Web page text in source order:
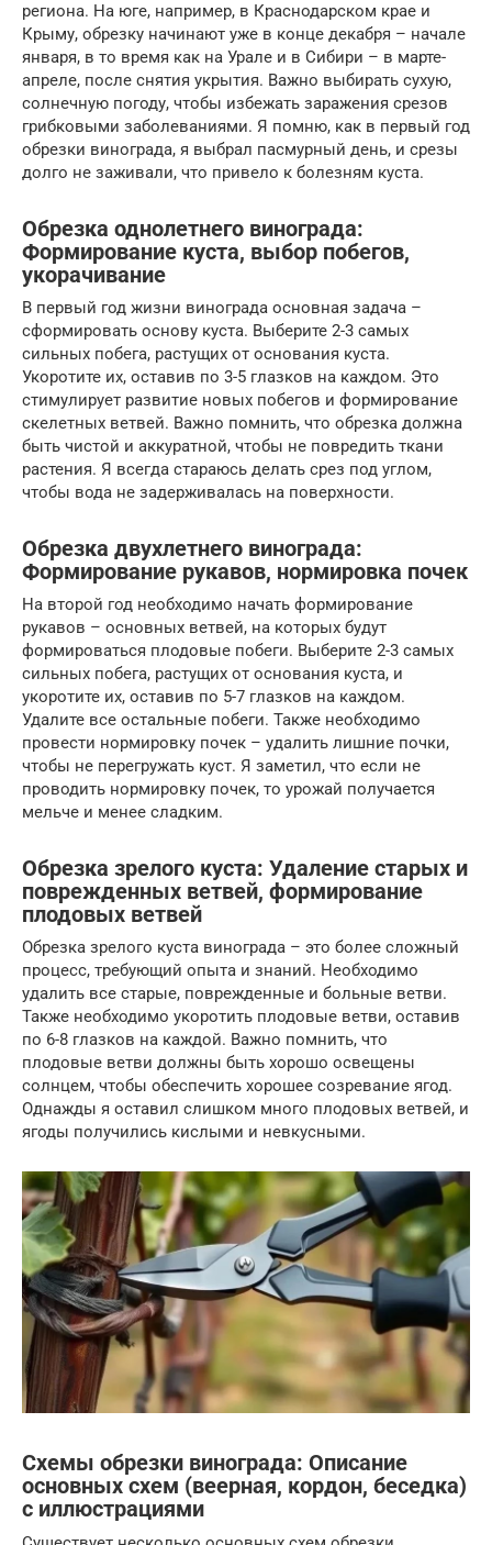
региона. На юге, например, в Краснодарском крае и
Крыму, обрезку начинают уже в конце декабря – начале
января, в то время как на Урале и в Сибири – в марте-
апреле, после снятия укрытия. Важно выбирать сухую,
солнечную погоду, чтобы избежать заражения срезов
грибковыми заболеваниями. Я помню, как в первый год
обрезки винограда, я выбрал пасмурный день, и срезы
долго не заживали, что привело к болезням куста.
Обрезка однолетнего винограда:
Формирование куста, выбор побегов,
укорачивание
В первый год жизни винограда основная задача –
сформировать основу куста. Выберите 2-3 самых
сильных побега, растущих от основания куста.
Укоротите их, оставив по 3-5 глазков на каждом. Это
стимулирует развитие новых побегов и формирование
скелетных ветвей. Важно помнить, что обрезка должна
быть чистой и аккуратной, чтобы не повредить ткани
растения. Я всегда стараюсь делать срез под углом,
чтобы вода не задерживалась на поверхности.
Обрезка двухлетнего винограда:
Формирование рукавов, нормировка почек
На второй год необходимо начать формирование
рукавов – основных ветвей, на которых будут
формироваться плодовые побеги. Выберите 2-3 самых
сильных побега, растущих от основания куста, и
укоротите их, оставив по 5-7 глазков на каждом.
Удалите все остальные побеги. Также необходимо
провести нормировку почек – удалить лишние почки,
чтобы не перегружать куст. Я заметил, что если не
проводить нормировку почек, то урожай получается
мельче и менее сладким.
Обрезка зрелого куста: Удаление старых и
поврежденных ветвей, формирование
плодовых ветвей
Обрезка зрелого куста винограда – это более сложный
процесс, требующий опыта и знаний. Необходимо
удалить все старые, поврежденные и больные ветви.
Также необходимо укоротить плодовые ветви, оставив
по 6-8 глазков на каждой. Важно помнить, что
плодовые ветви должны быть хорошо освещены
солнцем, чтобы обеспечить хорошее созревание ягод.
Однажды я оставил слишком много плодовых ветвей, и
ягоды получились кислыми и невкусными.
Схемы обрезки винограда: Описание
основных схем (веерная, кордон, беседка)
с иллюстрациями